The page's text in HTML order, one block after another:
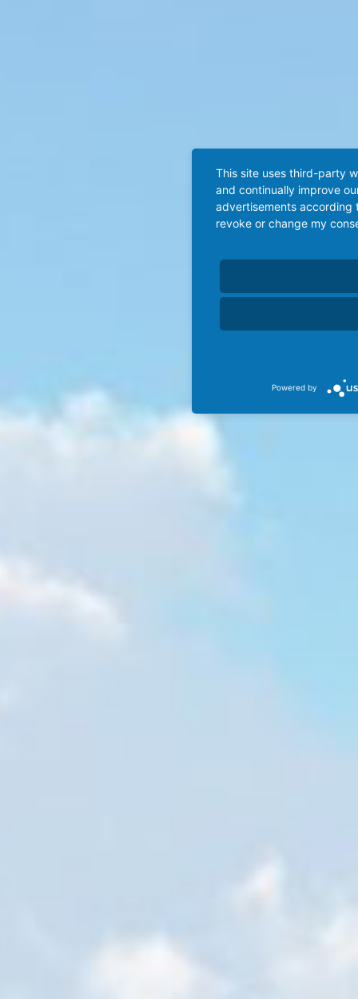
This site uses third-party
and continually improve
advertisements according
revoke or change my
Powered by